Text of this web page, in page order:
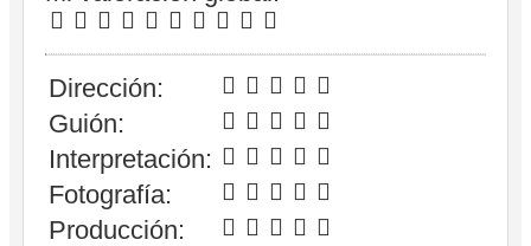
Dirección:
Guión:
Interpretación:
Fotografía:
Producción: